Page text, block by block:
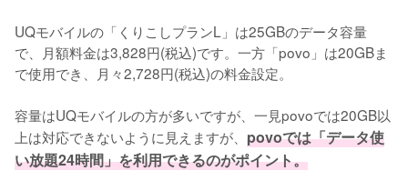
UQモバイルの「くりこしプランL」は25GBのデータ容量
で、月額料金は3,828円(税込)です。一方「povo」は20GBま
で使用でき、月々2,728円(税込)の料金設定。
容量はUQモバイルの方が多いですが、一見povoでは20GB以
上は対応できないように見えますが、 povoでは「データ使
い放題24時間」を利用できるのがポイント。